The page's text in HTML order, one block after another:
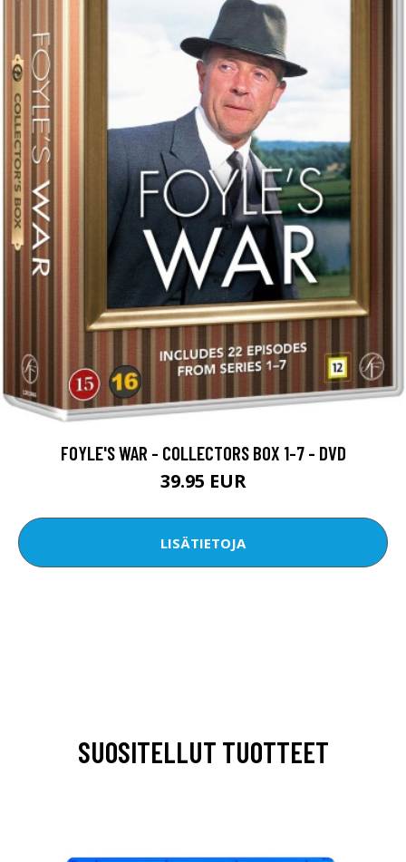
FOYLE'S WAR - COLLECTORS BOX 1-7 - DVD
39.95 EUR
LISÄTIETOJA
SUOSITELLUT TUOTTEET